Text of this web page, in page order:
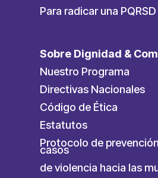
Para radicar una PQRSD
Sobre Dignidad &
Nuestro Programa
Directivas Nacionales
Código de Ética
Estatutos
Protocolo de
casos
de violencia hacia las